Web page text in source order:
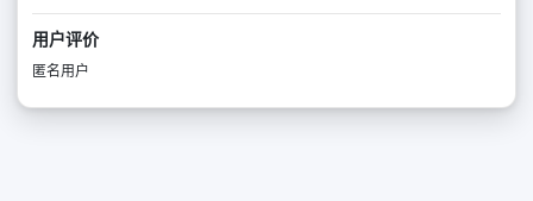
用户评价
匿名用户